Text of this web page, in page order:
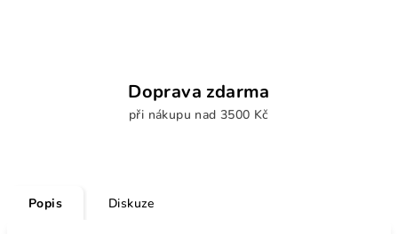
Doprava zdarma
při nákupu nad 3500 Kč
Popis Diskuze